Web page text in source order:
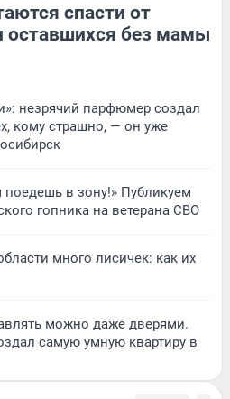
спасти от
оставшихся без мамы
незрячий парфюмер создал
кому страшно, — он уже
поедешь в зону!» Публикуем
гопника на ветерана СВО
много лисичек: как их
можно даже дверями.
самую умную квартиру в